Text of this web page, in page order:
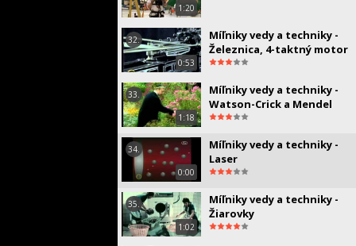
1:20
0:53
32.
Míľniky vedy a techniky -
Železnica, 4-taktný motor
1:18
33.
Míľniky vedy a techniky -
Watson-Crick a Mendel
0:00
34.
Míľniky vedy a techniky -
Laser
1:02
35.
Míľniky vedy a techniky -
Žiarovky